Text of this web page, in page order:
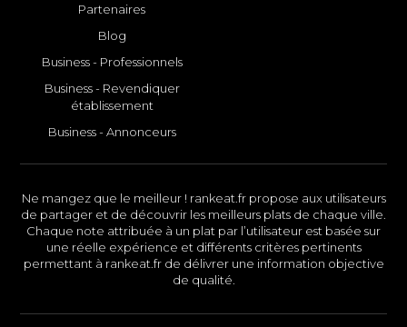
Partenaires
Blog
Business - Professionnels
Business - Revendiquer
établissement
Business - Annonceurs
Ne mangez que le meilleur ! rankeat.fr propose aux utilisateurs
de partager et de découvrir les meilleurs plats de chaque ville.
Chaque note attribuée à un plat par l’utilisateur est basée sur
une réelle expérience et différents critères pertinents
permettant à rankeat.fr de délivrer une information objective
de qualité.